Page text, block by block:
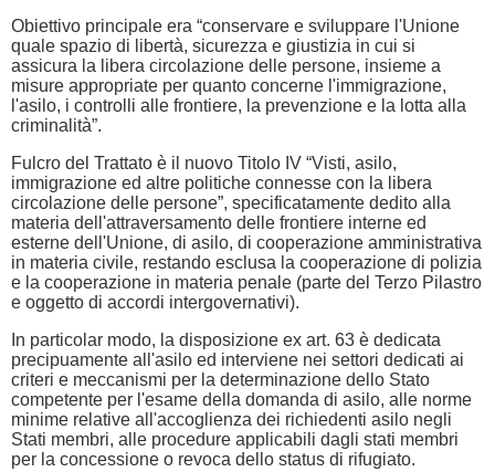
Obiettivo principale era “conservare e sviluppare l'Unione
quale spazio di libertà, sicurezza e giustizia in cui si
assicura la libera circolazione delle persone, insieme a
misure appropriate per quanto concerne l'immigrazione,
l'asilo, i controlli alle frontiere, la prevenzione e la lotta alla
criminalità”.
Fulcro del Trattato è il nuovo Titolo IV “Visti, asilo,
immigrazione ed altre politiche connesse con la libera
circolazione delle persone”, specificatamente dedito alla
materia dell'attraversamento delle frontiere interne ed
esterne dell'Unione, di asilo, di cooperazione amministrativa
in materia civile, restando esclusa la cooperazione di polizia
e la cooperazione in materia penale (parte del Terzo Pilastro
e oggetto di accordi intergovernativi).
In particolar modo, la disposizione ex art. 63 è dedicata
precipuamente all'asilo ed interviene nei settori dedicati ai
criteri e meccanismi per la determinazione dello Stato
competente per l'esame della domanda di asilo, alle norme
minime relative all'accoglienza dei richiedenti asilo negli
Stati membri, alle procedure applicabili dagli stati membri
per la concessione o revoca dello status di rifugiato.